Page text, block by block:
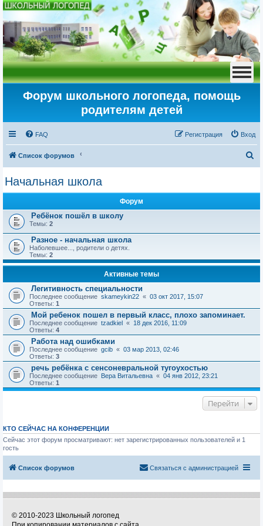
Форум школьного логопеда, помощь
родителям детей
FAQ Вход
Регистрация
Список форумов
о
к
Начальная школа
Форум
Ребёнок пошёл в школу
Темы: 2
Разное - начальная школа
Наболевшее..., родители о детях.
Темы: 2
Активные темы
Легитивность специальности
Последнее сообщение skameykin22 « 03 окт 2017, 15:07
Ответы: 1
Мой ребенок пошел в первый класс, плохо запоминает.
Последнее сообщение tzadkiel « 18 дек 2016, 11:09
Ответы: 4
Работа над ошибками
Последнее сообщение gcib « 03 мар 2013, 02:46
Ответы: 3
речь ребёнка с сенсоневральной тугоухостью
Последнее сообщение Вера Витальевна « 04 янв 2012, 23:21
Ответы: 1
Перейти
КТО СЕЙЧАС НА КОНФЕРЕНЦИИ
Сейчас этот форум просматривают: нет зарегистрированных пользователей и 1
гость
Список форумов Связаться с администрацией
© 2010-2023 Школьный логопед